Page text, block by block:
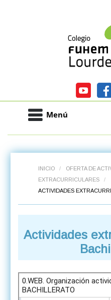
Menú
INICIO / OFERTA DE
EXTRACURRICULARES
/
ACTIVIDADES
Actividades